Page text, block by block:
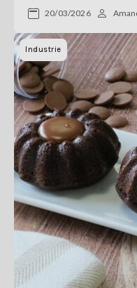
20/03/2026
Industrie